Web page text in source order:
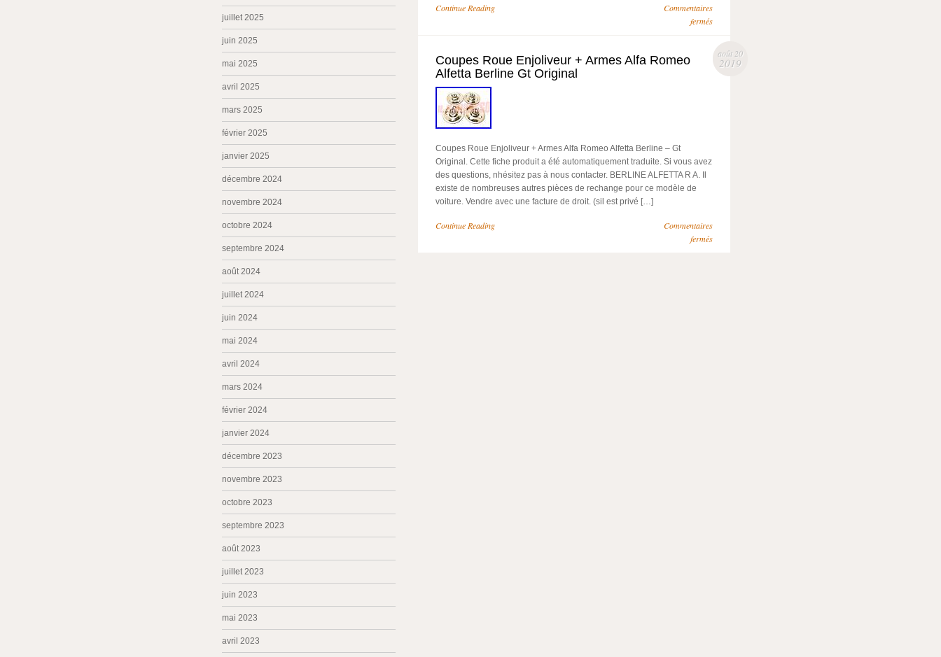
Continue Reading
Commentaires
fermés
août 20
2019
Coupes Roue Enjoliveur + Armes Alfa Romeo
Alfetta Berline Gt Original
Coupes Roue Enjoliveur + Armes Alfa Romeo Alfetta Berline – Gt
Original. Cette fiche produit a été automatiquement traduite. Si vous avez
des questions, nhésitez pas à nous contacter. BERLINE ALFETTA R A. Il
existe de nombreuses autres pièces de rechange pour ce modèle de
voiture. Vendre avec une facture de droit. (sil est privé […]
Continue Reading
Commentaires
fermés
juillet 2025
juin 2025
mai 2025
avril 2025
mars 2025
février 2025
janvier 2025
décembre 2024
novembre 2024
octobre 2024
septembre 2024
août 2024
juillet 2024
juin 2024
mai 2024
avril 2024
mars 2024
février 2024
janvier 2024
décembre 2023
novembre 2023
octobre 2023
septembre 2023
août 2023
juillet 2023
juin 2023
mai 2023
avril 2023